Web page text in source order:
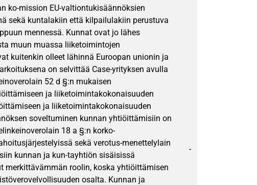
ko-mission EU-valtiontukisäännöksien
sekä kuntalakiin että kilpailulakiin perustuva
mennessä. Kunnat ovat jo lähes
muun muassa liiketoimintojen
kuitenkin olleet lähinnä Euroopan unionin ja
on selvittää Case-yrityksen avulla
52 d §:n mukaisen
ja liiketoimintakokonaisuuden
ja liiketoimintakokonaisuuden
soveltuminen kunnan yhtiöittämisiin on
18 a §:n korko-
sekä verotus-menettelylain
kunnan ja kun-tayhtiön sisäisissä
merkittävämmän roolin, koska yhtiöittämisen
osalta. Kunnan ja
-